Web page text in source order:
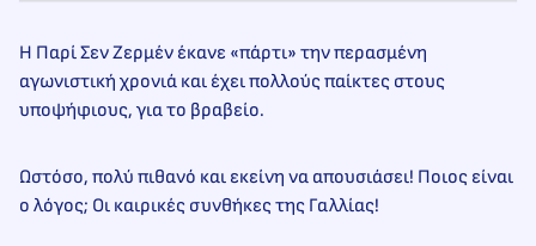
Η Παρί Σεν Ζερμέν έκανε «πάρτι» την περασμένη
αγωνιστική χρονιά και έχει πολλούς παίκτες στους
υποψήφιους, για το βραβείο.
Ωστόσο, πολύ πιθανό και εκείνη να απουσιάσει! Ποιος είναι
ο λόγος; Οι καιρικές συνθήκες της Γαλλίας!